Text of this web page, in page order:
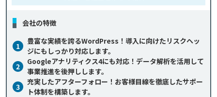
会社の特徴
1
豊富な実績を誇るWordPress！導入に向けたリスクヘッ
ジにもしっかり対応します。
2
Googleアナリティクス4にも対応！データ解析を活用して
事業推進を後押しします。
3
充実したアフターフォロー！お客様目線を徹底したサポー
ト体制を構築します。